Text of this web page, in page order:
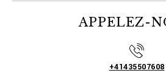
APPELEZ-
+41435507608